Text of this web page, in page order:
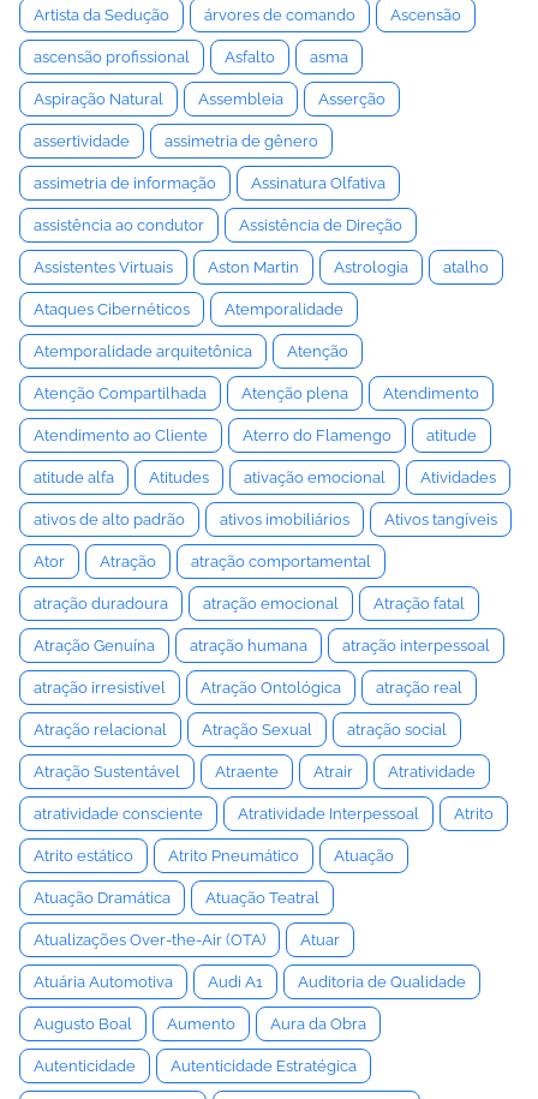
Artista da Sedução árvores de comando Ascensão
ascensão profissional Asfalto asma
Aspiração Natural Assembleia Asserção
assertividade assimetria de gênero
assimetria de informação Assinatura Olfativa
assistência ao condutor Assistência de Direção
Assistentes Virtuais Aston Martin Astrologia atalho
Ataques Cibernéticos Atemporalidade
Atemporalidade arquitetônica Atenção
Atenção Compartilhada Atenção plena Atendimento
Atendimento ao Cliente Aterro do Flamengo atitude
atitude alfa Atitudes ativação emocional Atividades
ativos de alto padrão ativos imobiliários Ativos tangíveis
Ator Atração atração comportamental
atração duradoura atração emocional Atração fatal
Atração Genuína atração humana atração interpessoal
atração irresistível Atração Ontológica atração real
Atração relacional Atração Sexual atração social
Atração Sustentável Atraente Atrair Atratividade
atratividade consciente Atratividade Interpessoal Atrito
Atrito estático Atrito Pneumático Atuação
Atuação Dramática Atuação Teatral
Atualizações Over-the-Air (OTA) Atuar
Atuária Automotiva Audi A1 Auditoria de Qualidade
Augusto Boal Aumento Aura da Obra
Autenticidade Autenticidade Estratégica